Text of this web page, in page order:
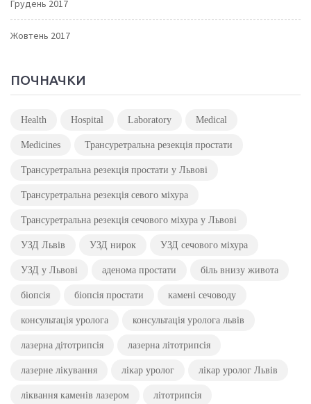
Грудень 2017
Жовтень 2017
ПОЧНАЧКИ
Health Hospital Laboratory Medical
Medicines Трансуретральна резекція простати
Трансуретральна резекція простати у Львові
Трансуретральна резекція севого міхура
Трансуретральна резекція сечового міхура у Львові
УЗД Львів УЗД нирок УЗД сечового міхура
УЗД у Львові аденома простати біль внизу живота
біопсія біопсія простати камені сечоводу
консультація уролога консультація уролога львів
лазерна дітотрипсія лазерна літотрипсія
лазерне лікування лікар уролог лікар уролог Львів
ліквання каменів лазером літотрипсія